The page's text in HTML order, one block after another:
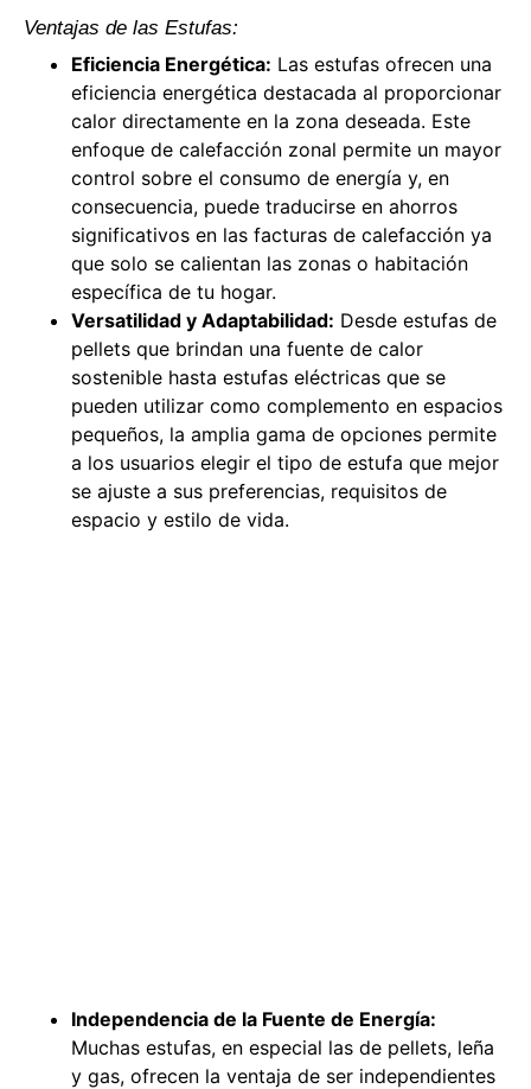
Ventajas de las Estufas:
Eficiencia Energética: Las estufas ofrecen una
eficiencia energética destacada al proporcionar
calor directamente en la zona deseada. Este
enfoque de calefacción zonal permite un mayor
control sobre el consumo de energía y, en
consecuencia, puede traducirse en ahorros
significativos en las facturas de calefacción ya
que solo se calientan las zonas o habitación
específica de tu hogar.
Versatilidad y Adaptabilidad: Desde estufas de
pellets que brindan una fuente de calor
sostenible hasta estufas eléctricas que se
pueden utilizar como complemento en espacios
pequeños, la amplia gama de opciones permite
a los usuarios elegir el tipo de estufa que mejor
se ajuste a sus preferencias, requisitos de
espacio y estilo de vida.
Independencia de la Fuente de Energía:
Muchas estufas, en especial las de pellets, leña
y gas, ofrecen la ventaja de ser independientes